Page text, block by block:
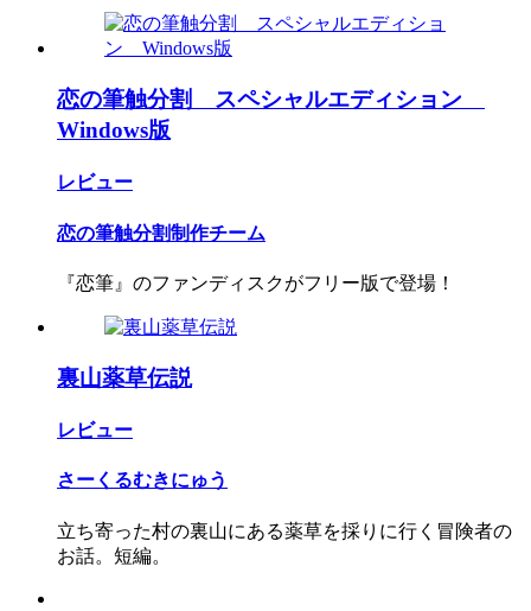
恋の筆触分割 スペシャルエディション
Windows版
レビュー
恋の筆触分割制作チーム
『恋筆』のファンディスクがフリー版で登場！
裏山薬草伝説
レビュー
さーくるむきにゅう
立ち寄った村の裏山にある薬草を採りに行く冒険者の
お話。短編。